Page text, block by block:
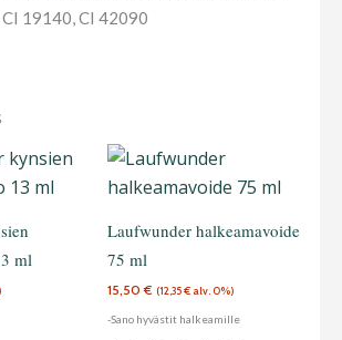
19140, CI 42090
ml
Laufwunder halkeamavoide
75 ml
15,50€ (12,35€ alv. 0%)
-Sano hyvästit halkeamille